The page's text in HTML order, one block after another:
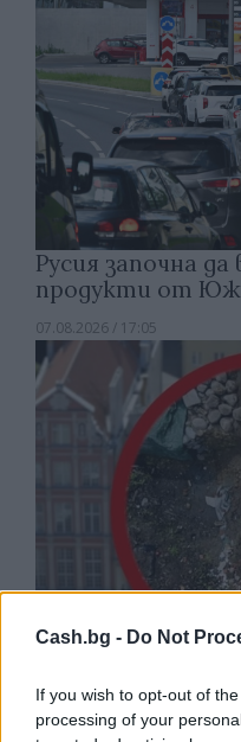
Cash.bg - Do Not
If you wish to opt-out of
processing of your
Русия започна
продукти от
07.08.2026 / 17:05
Древен храм на
откриха под